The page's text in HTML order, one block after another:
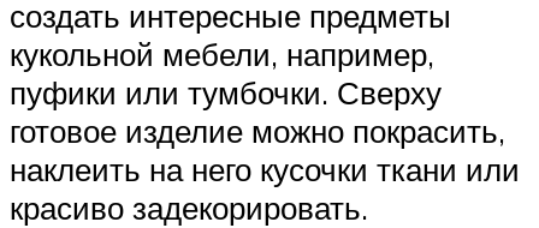
создать интересные предметы
кукольной мебели, например,
пуфики или тумбочки. Сверху
готовое изделие можно покрасить,
наклеить на него кусочки ткани или
красиво задекорировать.